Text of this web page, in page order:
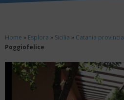
Home » Esplora » Sicilia » Catania provincia
Poggiofelice